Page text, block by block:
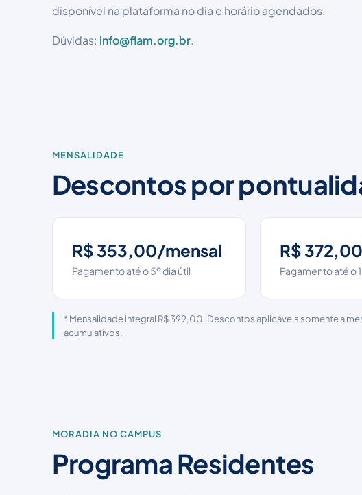
disponível na plataforma no dia e horário agendados.
Dúvidas: info@flam.org.br.
MENSALIDADE
Descontos por
R$ 353,00/mensal
Pagamento até o 5º dia útil
R$
Pagamento até o
* Mensalidade integral R$ 399,00. Descontos aplicáveis somente a
acumulativos.
MORADIA NO CAMPUS
Programa Residentes